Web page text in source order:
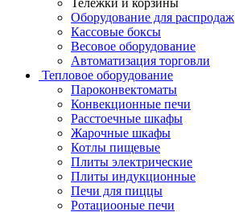
Тележки и корзины
Оборудование для распродаж
Кассовые боксы
Весовое оборудование
Автоматизация торговли
Тепловое оборудование
Пароконвектоматы
Конвекционные печи
Расстоечные шкафы
Жарочные шкафы
Котлы пищевые
Плиты электрические
Плиты индукционные
Печи для пиццы
Ротациооные печи